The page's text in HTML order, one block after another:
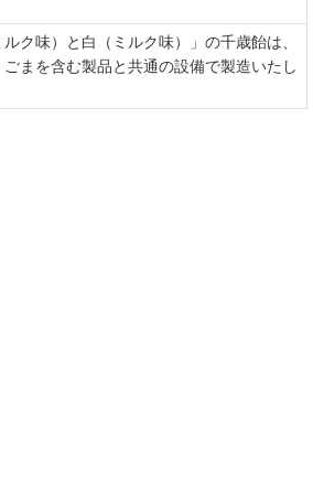
ク味）と白（ミルク味）」の千歳飴は、
まを含む製品と共通の設備で製造いたし